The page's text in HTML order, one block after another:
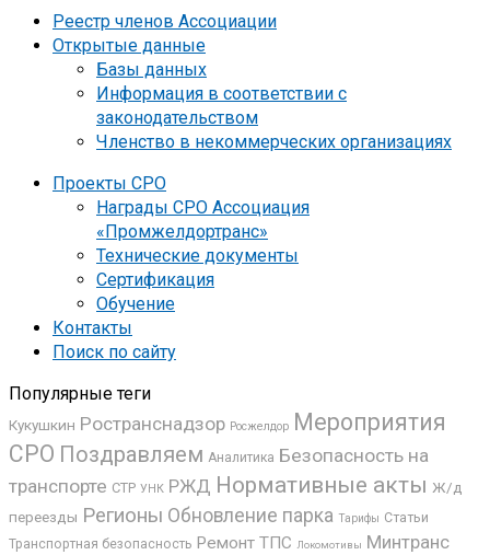
Реестр членов Ассоциации
Открытые данные
Базы данных
Информация в соответствии с
законодательством
Членство в некоммерческих организациях
Проекты СРО
Награды СРО Ассоциация
«Промжелдортранс»
Технические документы
Сертификация
Обучение
Контакты
Поиск по сайту
Популярные теги
Кукушкин Ространснадзор Росжелдор Мероприятия
СРО Поздравляем Аналитика Безопасность на
транспорте СТР УНК РЖД Нормативные акты Ж/д
переезды Регионы Обновление парка Тарифы Статьи
Транспортная безопасность Ремонт ТПС Локомотивы Минтранс